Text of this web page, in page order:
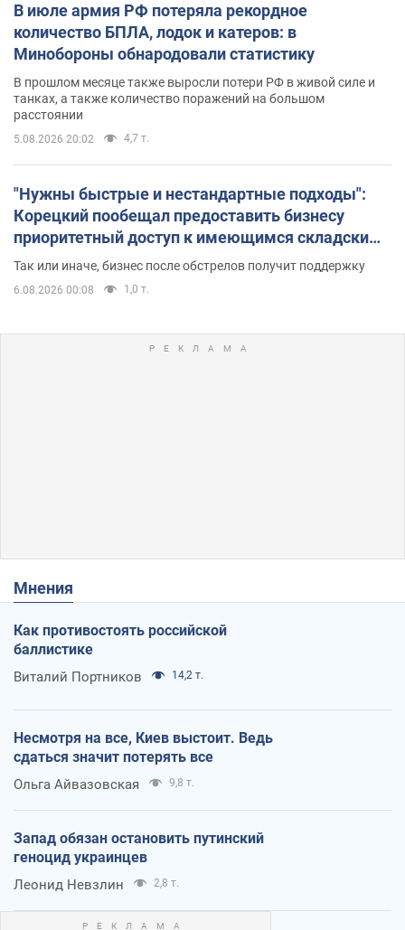
В июле армия РФ потеряла рекордное
количество БПЛА, лодок и катеров: в
Минобороны обнародовали статистику
В прошлом месяце также выросли потери РФ в живой силе и
танках, а также количество поражений на большом
расстоянии
5.08.2026 20:02 4,7 т.
"Нужны быстрые и нестандартные подходы":
Корецкий пообещал предоставить бизнесу
приоритетный доступ к имеющимся складским
помещениям
Так или иначе, бизнес после обстрелов получит поддержку
6.08.2026 00:08 1,0 т.
Мнения
Как противостоять российской
баллистике
Виталий Портников 14,2 т.
Несмотря на все, Киев выстоит. Ведь
сдаться значит потерять все
Ольга Айвазовская 9,8 т.
Запад обязан остановить путинский
геноцид украинцев
Леонид Невзлин 2,8 т.